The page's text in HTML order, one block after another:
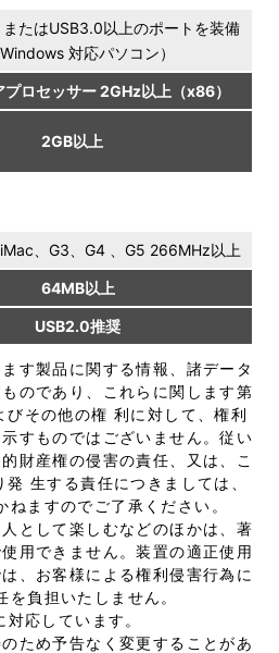
たはUSB3.0以上のポートを装備
対応パソコン）
ロセッサー 2GHz以上（x86）
2GB以上
、G3、G4 、G5 266MHz以上
64MB以上
USB2.0推奨
す製品に関する情報、諸データ
のであり、これらに関します第
びその他の権 利に対して、権利
すものではございません。従い
財産権の侵害の責任、又は、こ
生する責任につきましては、
ねますのでご了承ください。
として楽しむなどのほかは、著
用できません。装置の適正使用
、お客様による権利侵害行為に
を負担いたしません。
対応しています。
ため予告なく変更することがあ